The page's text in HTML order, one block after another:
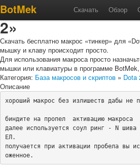
BotMek Скачать Обзор
Макрос «тинкер»
2»
Скачать бесплатно макрос «тинкер» для
мышку и клаву происходит просто.
Для использования макроса просто
мышки или клавиатуры в программе
Категория: База макросов и скриптов » Dota
Описание
хороший макрос без излишеств дабы не
биндите на пропел  активацию макроса
далее используется соул ринг - N
ЕЛ.
получается при активации пробела вы
оженное.